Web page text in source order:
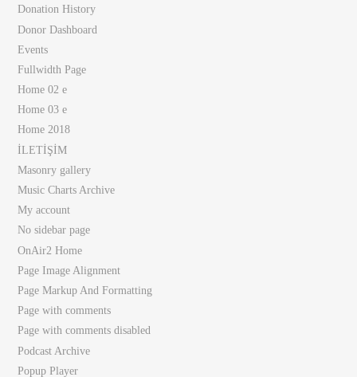
Donation History
Donor Dashboard
Events
Fullwidth Page
Home 02 e
Home 03 e
Home 2018
İLETİŞİM
Masonry gallery
Music Charts Archive
My account
No sidebar page
OnAir2 Home
Page Image Alignment
Page Markup And Formatting
Page with comments
Page with comments disabled
Podcast Archive
Popup Player